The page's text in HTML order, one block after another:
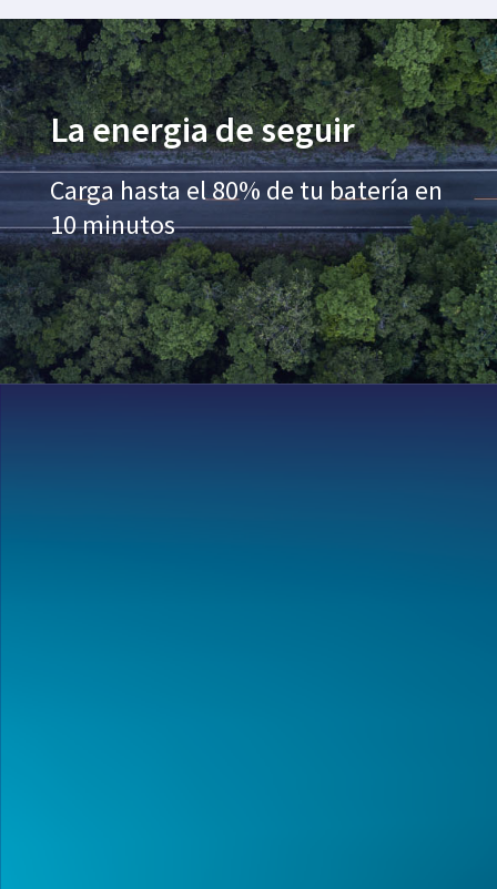
La energia de seguir
Carga hasta el 80% de tu batería en
10 minutos